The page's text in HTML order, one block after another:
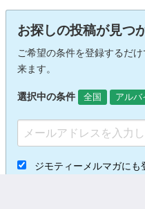
お探しの投稿が見つ
ご希望の条件を登録するだ
来ます。
選択中の条件 全国 アルバ
ジモティーメルマガにも